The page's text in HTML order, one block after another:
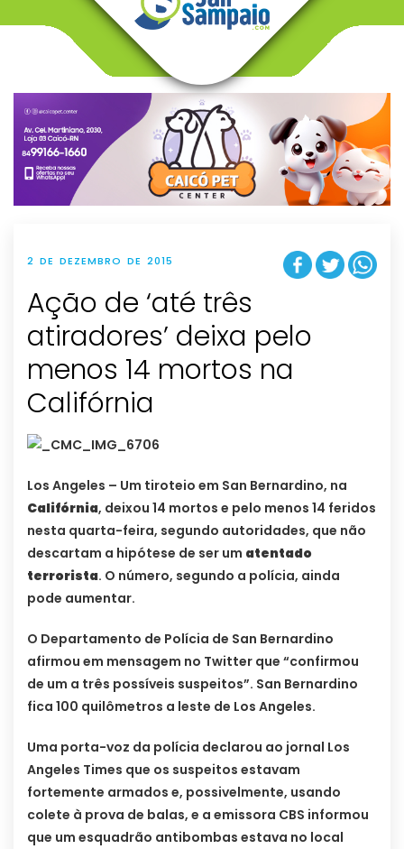
v
g
t
i
o
n
2 DE DEZEMBRO DE 2015
Ação de ‘até três
atiradores’ deixa pelo
menos 14 mortos na
Califórnia
Los Angeles – Um tiroteio em San Bernardino, na
Califórnia, deixou 14 mortos e pelo menos 14 feridos
nesta quarta-feira, segundo autoridades, que não
descartam a hipótese de ser um atentado
terrorista. O número, segundo a polícia, ainda
pode aumentar.
O Departamento de Polícia de San Bernardino
afirmou em mensagem no Twitter que “confirmou
de um a três possíveis suspeitos”. San Bernardino
fica 100 quilômetros a leste de Los Angeles.
Uma porta-voz da polícia declarou ao jornal Los
Angeles Times que os suspeitos estavam
fortemente armados e, possivelmente, usando
colete à prova de balas, e a emissora CBS informou
que um esquadrão antibombas estava no local